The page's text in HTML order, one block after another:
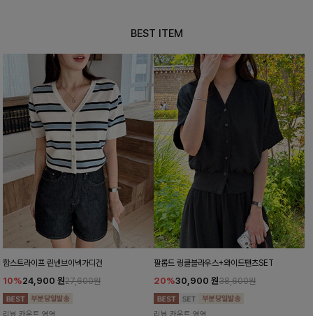
BEST ITEM
함스트라이프 린넨브이넥가디건
10%24,900 원27,600원
팔롬드 링클블라우스+와이드팬츠SET
20%30,900 원38,600원